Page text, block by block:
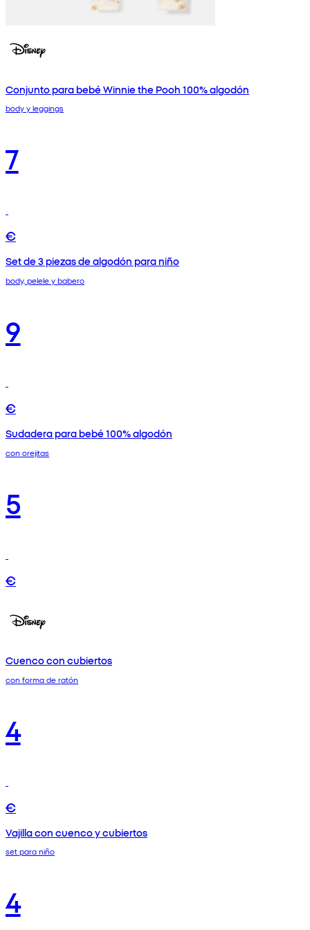
Conjunto para bebé Winnie the Pooh 100% algodón
body y leggings
7
€
Set de 3 piezas de algodón para niño
body, pelele y babero
9
€
Sudadera para bebé 100% algodón
con orejitas
5
€
Cuenco con cubiertos
con forma de ratón
4
€
Vajilla con cuenco y cubiertos
set para niño
4